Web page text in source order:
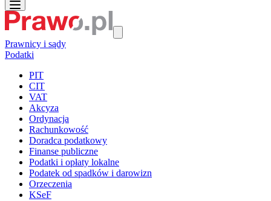
Prawnicy i sądy
Podatki
PIT
CIT
VAT
Akcyza
Ordynacja
Rachunkowość
Doradca podatkowy
Finanse publiczne
Podatki i opłaty lokalne
Podatek od spadków i darowizn
Orzeczenia
KSeF